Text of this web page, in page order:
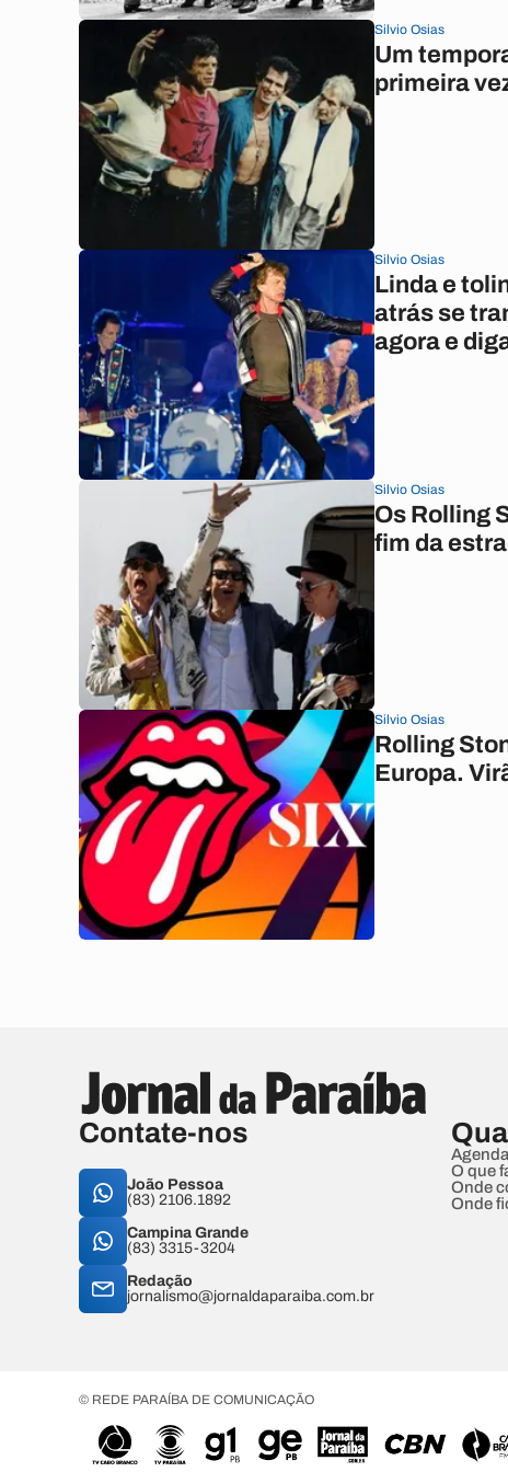
Silvio Osias
Um
primeira
Silvio Osias
Linda e
atrás se
agora e
Silvio Osias
Os Rolling
fim da
Silvio Osias
Rolling
Europa.
Contate-nos
João Pessoa
(83) 2106.1892
Campina Grande
(83) 3315-3204
Redação
jornalismo@jornaldaparaiba.com.br
O que
Onde
Onde
© REDE PARAÍBA DE COMUNICAÇÃO